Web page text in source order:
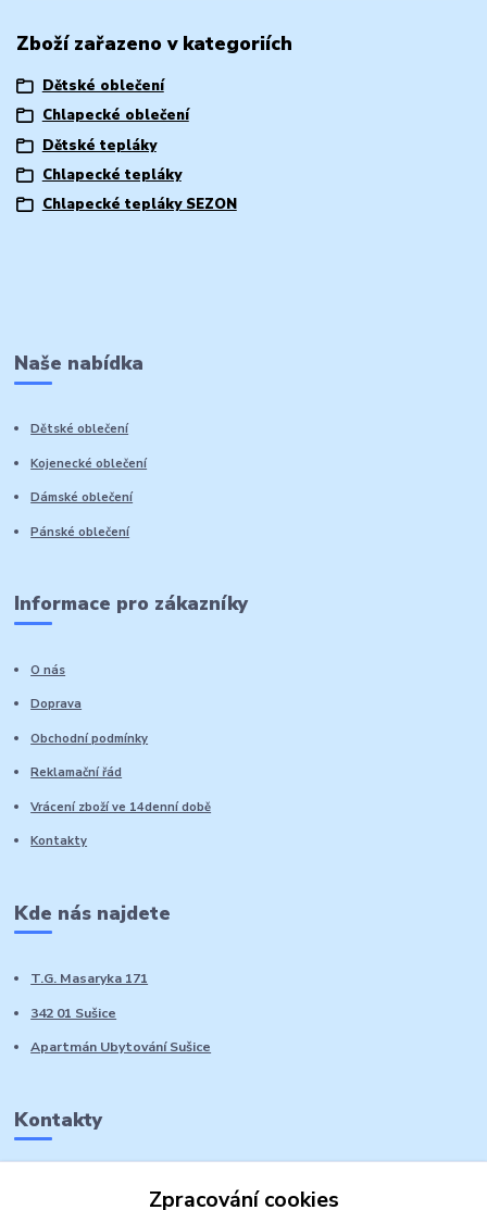
Zboží zařazeno v kategoriích
Dětské oblečení
Chlapecké oblečení
Dětské tepláky
Chlapecké tepláky
Chlapecké tepláky SEZON
Naše nabídka
Dětské oblečení
Kojenecké oblečení
Dámské oblečení
Pánské oblečení
Informace pro zákazníky
O nás
Doprava
Obchodní podmínky
Reklamační řád
Vrácení zboží ve 14denní době
Kontakty
Kde nás najdete
T.G. Masaryka 171
342 01 Sušice
Apartmán Ubytování Sušice
Kontakty
Zpracování cookies